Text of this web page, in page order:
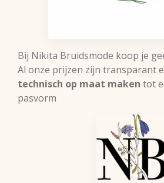
Bij Nikita Bruidsmode koop je
Al onze prijzen zijn transparant
technisch op maat maken tot
pasvorm